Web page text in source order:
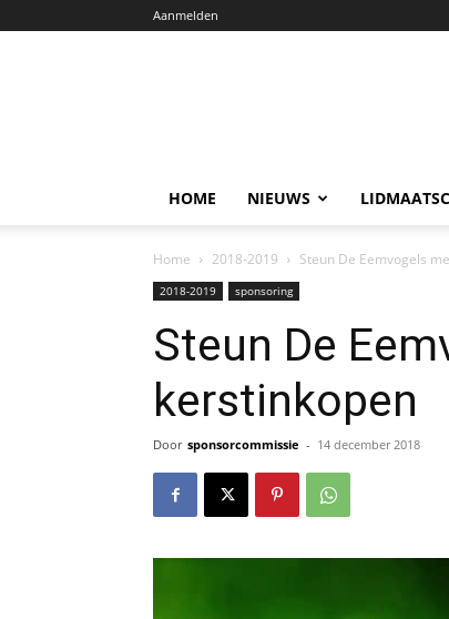
Aanmelden
HOME NIEUWS
Home 2018-2019 Steun De Eemvogels
2018-2019 sponsoring
Steun De
kerstinkopen
Door sponsorcommissie - 14 december 2018